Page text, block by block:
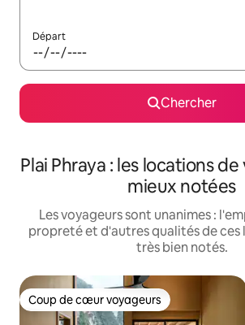
Départ
Chercher
Plai Phraya : les locations
mieux notées
Les voyageurs sont unanimes :
propreté et d'autres qualités de ces
très bien notés.
Coup de cœur voyageurs
Coup de cœur voyageurs